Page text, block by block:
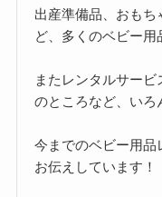
出産準備品、おもち
ど、多くのベビー
またレンタルサー
のところなど、いろ
今までのベビー用品
お伝えしています！